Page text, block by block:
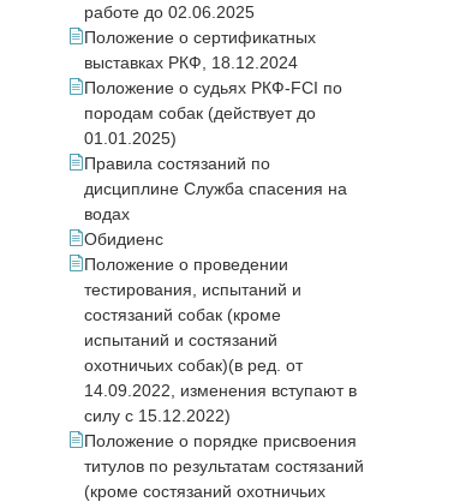
работе до 02.06.2025
Положение о сертификатных
выставках РКФ, 18.12.2024
Положение о судьях РКФ-FCI по
породам собак (действует до
01.01.2025)
Правила состязаний по
дисциплине Служба спасения на
водах
Обидиенс
Положение о проведении
тестирования, испытаний и
состязаний собак (кроме
испытаний и состязаний
охотничьих собак)(в ред. от
14.09.2022, изменения вступают в
силу с 15.12.2022)
Положение о порядке присвоения
титулов по результатам состязаний
(кроме состязаний охотничьих